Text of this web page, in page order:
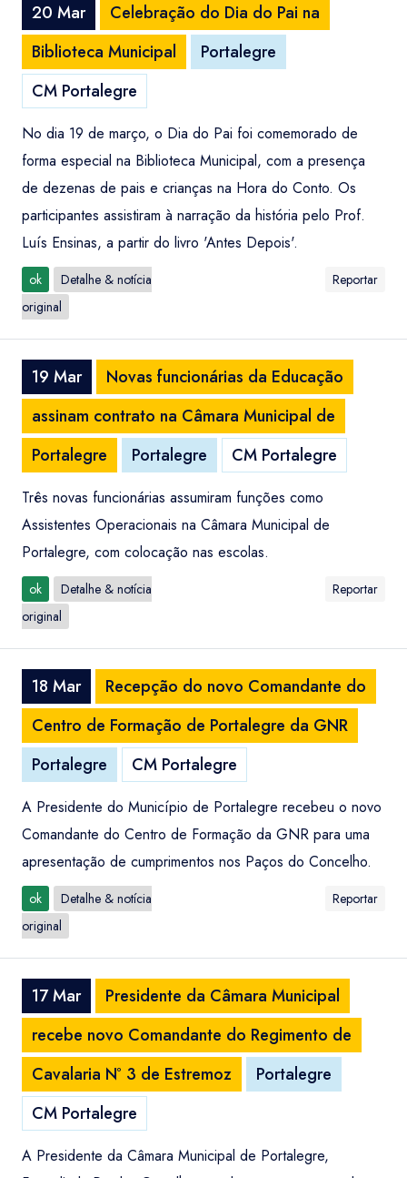
20 Mar
Celebração do Dia do Pai na
Biblioteca Municipal
Portalegre
CM Portalegre
No dia 19 de março, o Dia do Pai foi comemorado de
forma especial na Biblioteca Municipal, com a presença
de dezenas de pais e crianças na Hora do Conto. Os
participantes assistiram à narração da história pelo Prof.
Luís Ensinas, a partir do livro 'Antes Depois'.
ok
Detalhe & notícia
original
Reportar
19 Mar
Novas funcionárias da Educação
assinam contrato na Câmara Municipal de
Portalegre
Portalegre CM Portalegre
Três novas funcionárias assumiram funções como
Assistentes Operacionais na Câmara Municipal de
Portalegre, com colocação nas escolas.
ok
Detalhe & notícia
original
Reportar
18 Mar
Recepção do novo Comandante do
Centro de Formação de Portalegre da GNR
Portalegre
CM Portalegre
A Presidente do Município de Portalegre recebeu o novo
Comandante do Centro de Formação da GNR para uma
apresentação de cumprimentos nos Paços do Concelho.
ok
Detalhe & notícia
original
Reportar
17 Mar
Presidente da Câmara Municipal
recebe novo Comandante do Regimento de
Cavalaria Nº 3 de Estremoz
Portalegre
CM Portalegre
A Presidente da Câmara Municipal de Portalegre,